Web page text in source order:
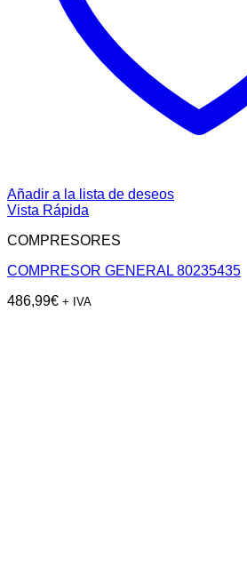
Añadir a la lista de deseos
Vista Rápida
COMPRESORES
COMPRESOR GENERAL 80235435
486,99€ + IVA